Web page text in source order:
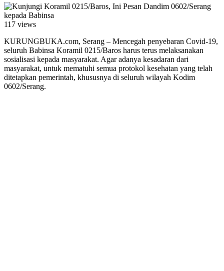
117 views
KURUNGBUKA.com, Serang – Mencegah penyebaran Covid-19,
seluruh Babinsa Koramil 0215/Baros harus terus melaksanakan
sosialisasi kepada masyarakat. Agar adanya kesadaran dari
masyarakat, untuk mematuhi semua protokol kesehatan yang telah
ditetapkan pemerintah, khususnya di seluruh wilayah Kodim
0602/Serang.